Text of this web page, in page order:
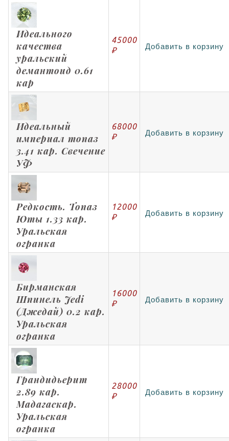
Идеального
качества
уральский
демантоид 0.61
кар
45000
₽
Добавить в корзину
Идеальный
империал топаз
3.41 кар. Свечение
УФ
68000
₽
Добавить в корзину
Редкость. Топаз
Юты 1.33 кар.
Уральская
огранка
12000
₽
Добавить в корзину
Бирманская
Шпинель Jedi
(Джедай) 0.2 кар.
Уральская
огранка
16000
₽
Добавить в корзину
Грандидьерит
2.89 кар.
Мадагаскар.
Уральская
огранка
28000
₽
Добавить в корзину